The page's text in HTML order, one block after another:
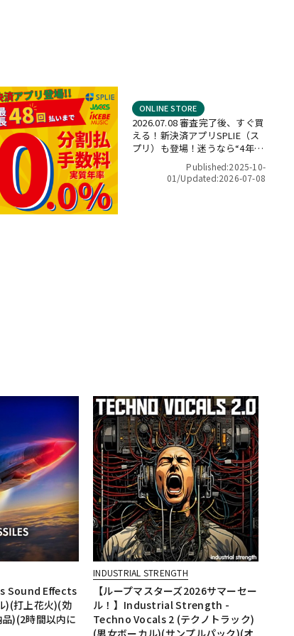
2026.07.08 審査完了後、すぐ買
える！新決済アプリSPLIE（ス
プリ）も登場！迷うなら“4年間
金利ゼロ！”最長48回 無金利キ
ャンペーン
ONLINE STORE
Published:2025-10-
01/Updated:2026-07-08
Sound Effects
)(打上花火)(効
)(2時間以内に
INDUSTRIAL STRENGTH
【ループマスターズ2026サマーセー
ル！】Industrial Strength -
Techno Vocals 2 (テクノトラック)
(男女ボーカル)(サンプルパック)(オ